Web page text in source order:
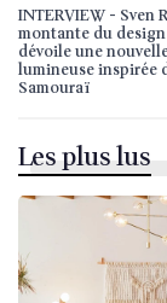
INTERVIEW - Sven
montante du
dévoile une
lumineuse inspirée
Samouraï
Les plus lus